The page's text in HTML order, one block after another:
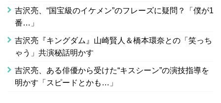
吉沢亮、“国宝級のイケメン”のフレーズに疑問？「僕が1
番…」
吉沢亮『キングダム』山崎賢人＆橋本環奈との「笑っち
ゃう」共演秘話明かす
吉沢亮、ある俳優から受けた“キスシーン”の演技指導を
明かす「スピードとかも…」